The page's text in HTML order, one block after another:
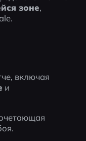
зоне,
включая